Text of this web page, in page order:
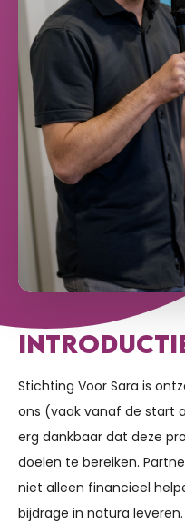
Stichting Voor Sara is
ons (vaak vanaf de start
erg dankbaar dat deze
doelen te bereiken.
niet alleen financieel
bijdrage in natura